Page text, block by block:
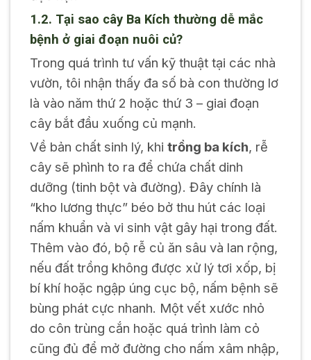
1.2. Tại sao cây Ba Kích thường dễ mắc
bệnh ở giai đoạn nuôi củ?
Trong quá trình tư vấn kỹ thuật tại các nhà
vườn, tôi nhận thấy đa số bà con thường lơ
là vào năm thứ 2 hoặc thứ 3 – giai đoạn
cây bắt đầu xuống củ mạnh.
Về bản chất sinh lý, khi trồng ba kích, rễ
cây sẽ phình to ra để chứa chất dinh
dưỡng (tinh bột và đường). Đây chính là
“kho lương thực” béo bở thu hút các loại
nấm khuẩn và vi sinh vật gây hại trong đất.
Thêm vào đó, bộ rễ củ ăn sâu và lan rộng,
nếu đất trồng không được xử lý tơi xốp, bị
bí khí hoặc ngập úng cục bộ, nấm bệnh sẽ
bùng phát cực nhanh. Một vết xước nhỏ
do côn trùng cắn hoặc quá trình làm cỏ
cũng đủ để mở đường cho nấm xâm nhập,